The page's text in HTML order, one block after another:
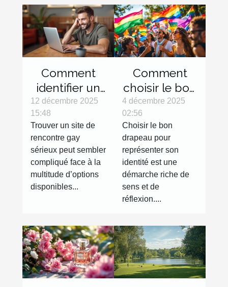
Comment
identifier un
site de
rencontre
gay sérieux ?
12 décembre 2025
15:48
Trouver un site de
rencontre gay
sérieux peut sembler
compliqué face à la
multitude d’options
disponibles...
Comment
choisir le bon
drapeau pour
représenter
votre
identité?
4 décembre 2025
02:56
Choisir le bon
drapeau pour
représenter son
identité est une
démarche riche de
sens et de
réflexion....